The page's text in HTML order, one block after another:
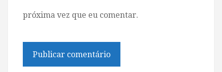
próxima vez que eu comentar.